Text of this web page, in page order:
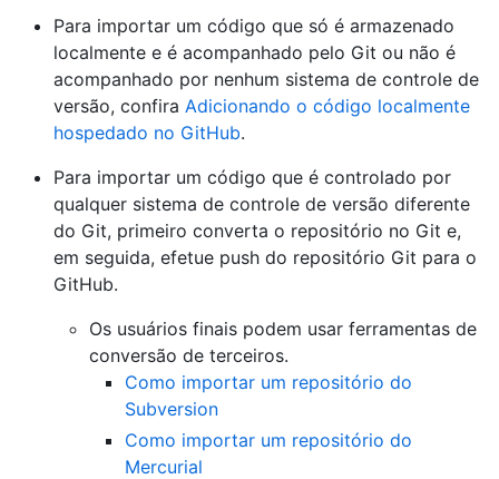
Para importar um código que só é armazenado
localmente e é acompanhado pelo Git ou não é
acompanhado por nenhum sistema de controle de
versão, confira Adicionando o código localmente
hospedado no GitHub.
Para importar um código que é controlado por
qualquer sistema de controle de versão diferente
do Git, primeiro converta o repositório no Git e,
em seguida, efetue push do repositório Git para o
GitHub.
Os usuários finais podem usar ferramentas de
conversão de terceiros.
Como importar um repositório do
Subversion
Como importar um repositório do
Mercurial